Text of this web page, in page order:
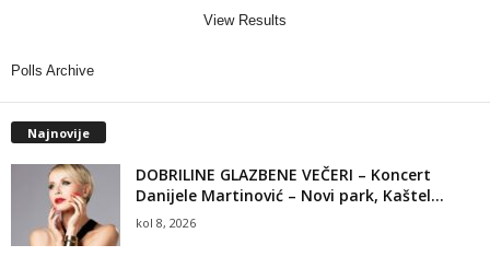
View Results
Polls Archive
Najnovije
DOBRILINE GLAZBENE VEČERI – Koncert
Danijele Martinović – Novi park, Kaštel...
kol 8, 2026